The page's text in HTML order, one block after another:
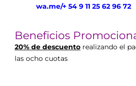
wa.me/+ 54 9 11 25 62 96 72
Beneficios
20% de descuento realizando el
las ocho cuotas